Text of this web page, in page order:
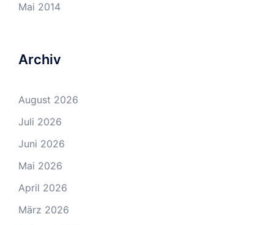
Mai 2014
Archiv
August 2026
Juli 2026
Juni 2026
Mai 2026
April 2026
März 2026